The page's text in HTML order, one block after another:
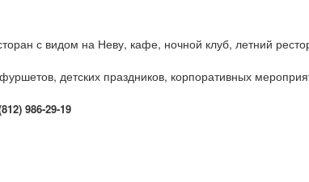
с видом на Неву, кафе, ночной клуб, летний
детских праздников, корпоративных
986-29-19